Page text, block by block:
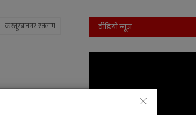
कस्तूरबानगर रतलाम वीडियो न्यूज